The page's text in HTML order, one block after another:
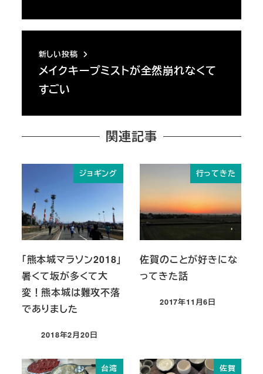
新しい投稿
メイクキープミストが全然崩れなくて
すごい
関連記事
ジョギング
「熊本城マラソン2018」
暑くて坂が多くて大
変！熊本城は難攻不落
でありました
投稿日
2018年2月20日
行ってきた
佐賀のことが好きにな
ってきた話
投稿日
2017年11月6日
台湾 佐賀